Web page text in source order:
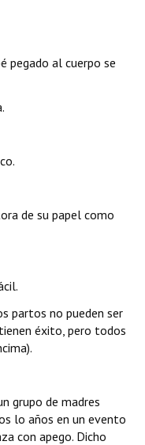
pegado al cuerpo se
de su papel como
partos no pueden ser
éxito, pero todos
grupo de madres
lo años en un evento
con apego. Dicho